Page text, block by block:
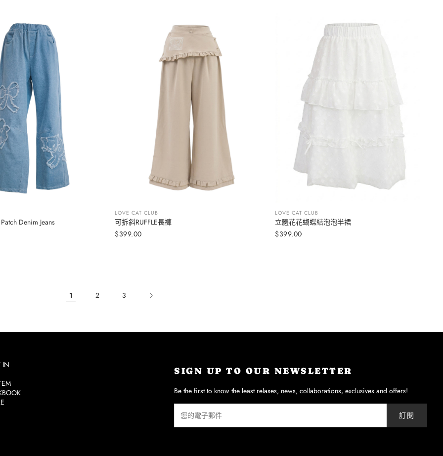
选择选项
Denim Jeans
LOVE CAT CLUB
可拆斜RUFFLE長褲
定
$399.00
选择选项
LOVE CAT CLUB
立體花花蝴蝶結泡泡半裙
定
$399.00
1 2 3
IN
SIGN UP TO OUR NEWSLETTER
Be the first to know the least relases, news, collaborations, exclusives and offers!
訂閱